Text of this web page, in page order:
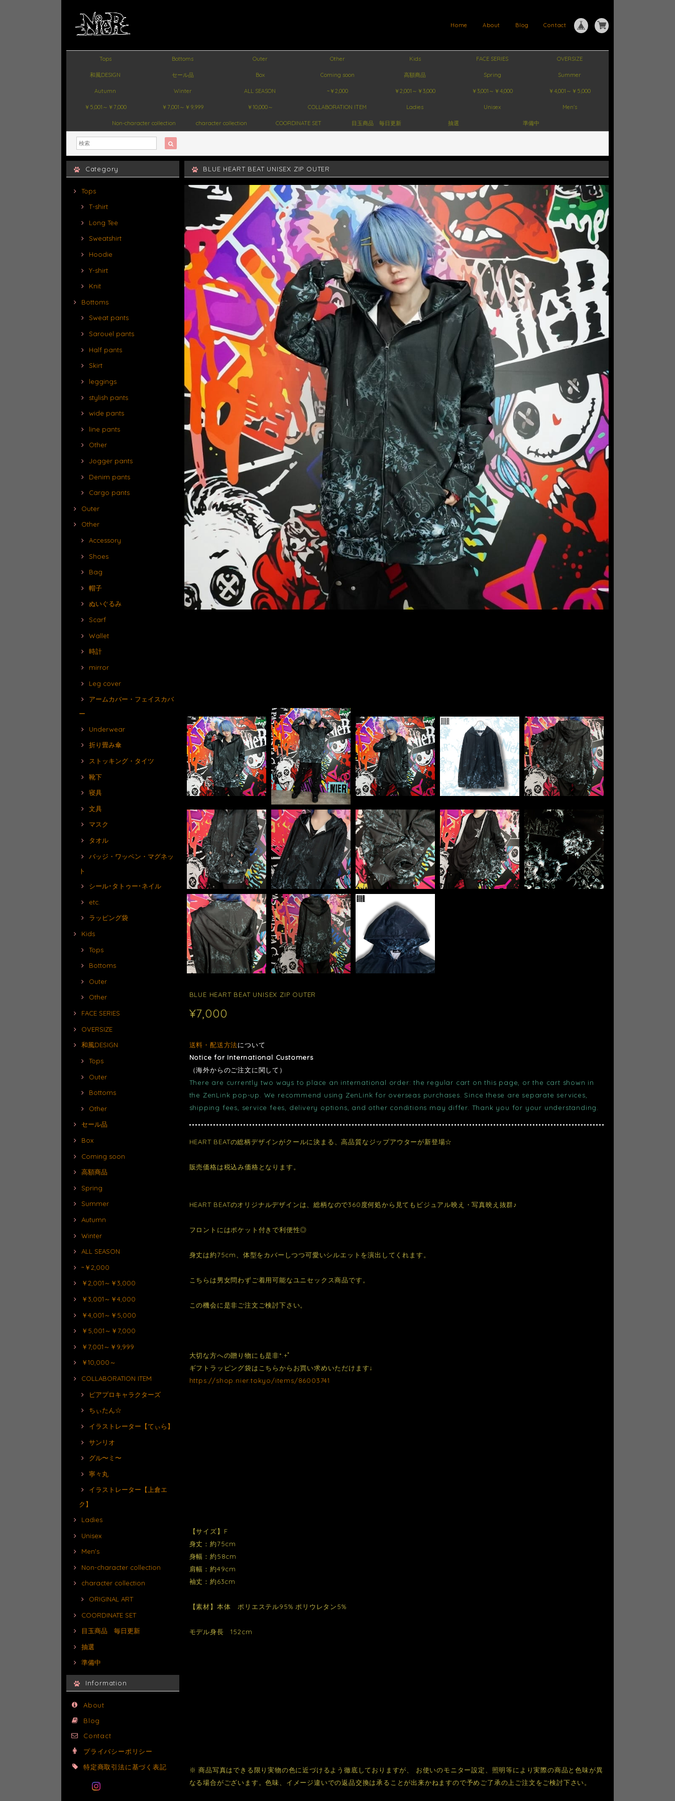
Contact
Blog
About
Home
Tops Bottoms Outer Other Kids FACE SERIES OVERSIZE
和風DESIGN セール品 Box Coming soon 高額商品 Spring Summer
Autumn Winter ALL SEASON ~￥2,000 ￥2,001～￥3,000 ￥3,001～￥4,000 ￥4,001～￥5,000
￥5,001～￥7,000 ￥7,001～￥9,999 ￥10,000～ COLLABORATION ITEM Ladies Unisex Men's
Non-character collection character collection COORDINATE SET 目玉商品 毎日更新 抽選 準備中
Category
Tops
T-shirt
Long Tee
Sweatshirt
Hoodie
Y-shirt
Knit
Bottoms
Sweat pants
Sarouel pants
Half pants
Skirt
leggings
stylish pants
wide pants
line pants
Other
Jogger pants
Denim pants
Cargo pants
Outer
Other
Accessory
Shoes
Bag
帽子
ぬいぐるみ
Scarf
Wallet
時計
mirror
Leg cover
アームカバー・フェイスカバ
ー
Underwear
折り畳み傘
ストッキング・タイツ
靴下
寝具
文具
マスク
タオル
バッジ・ワッペン・マグネッ
ト
シール･タトゥー･ネイル
etc.
ラッピング袋
Kids
Tops
Bottoms
Outer
Other
FACE SERIES
OVERSIZE
和風DESIGN
Tops
Outer
Bottoms
Other
セール品
Box
Coming soon
高額商品
Spring
Summer
Autumn
Winter
ALL SEASON
~￥2,000
￥2,001～￥3,000
￥3,001～￥4,000
￥4,001～￥5,000
￥5,001～￥7,000
￥7,001～￥9,999
￥10,000～
COLLABORATION ITEM
ピアプロキャラクターズ
ちぃたん☆
イラストレーター【てぃら】
サンリオ
グル〜ミ〜
寧々丸
イラストレーター【上倉エ
ク】
Ladies
Unisex
Men's
Non-character collection
character collection
ORIGINAL ART
COORDINATE SET
目玉商品 毎日更新
抽選
準備中
Information
About
Blog
Contact
プライバシーポリシー
特定商取引法に基づく表記
BLUE HEART BEAT UNISEX ZIP OUTER
BLUE HEART BEAT UNISEX ZIP OUTER
¥7,000
送料・配送方法について
Notice for International Customers
（海外からのご注文に関して）
There are currently two ways to place an international order: the regular cart on this page, or the cart shown in
the ZenLink pop-up. We recommend using ZenLink for overseas purchases. Since these are separate services,
shipping fees, service fees, delivery options, and other conditions may differ. Thank you for your understanding.
HEART BEATの総柄デザインがクールに決まる、高品質なジップアウターが新登場☆
販売価格は税込み価格となります。
HEART BEATのオリジナルデザインは、総柄なので360度何処から見てもビジュアル映え・写真映え抜群♪
フロントにはポケット付きで利便性◎
身丈は約75cm、体型をカバーしつつ可愛いシルエットを演出してくれます。
こちらは男女問わずご着用可能なユニセックス商品です。
この機会に是非ご注文ご検討下さい。
大切な方への贈り物にも是非*.+ﾟ
ギフトラッピング袋はこちらからお買い求めいただけます↓
https://shop.nier.tokyo/items/86003741
【サイズ】F
身丈：約75cm
身幅：約58cm
肩幅：約49cm
袖丈：約63cm
【素材】本体 ポリエステル95% ポリウレタン5%
モデル身長 152cm
※ 商品写真はできる限り実物の色に近づけるよう徹底しておりますが、 お使いのモニター設定、照明等により実際の商品と色味が異
なる場合がございます。色味、イメージ違いでの返品交換は承ることが出来かねますので予めご了承の上ご注文をご検討下さい。